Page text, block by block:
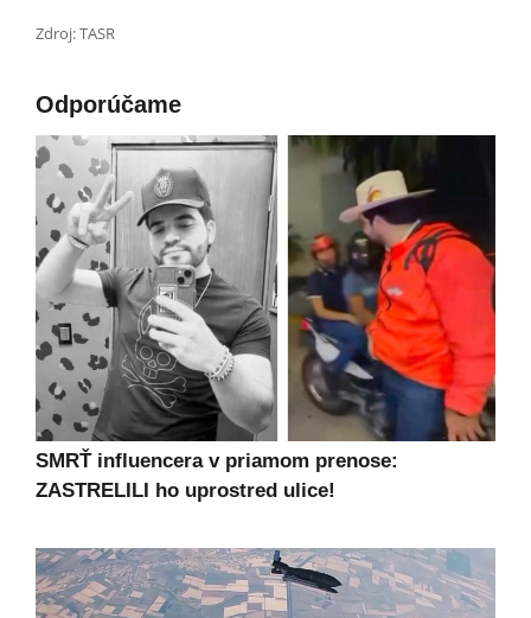
Zdroj: TASR
Odporúčame
SMRŤ influencera v priamom prenose:
ZASTRELILI ho uprostred ulice!